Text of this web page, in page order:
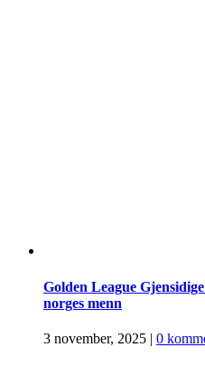
Golden League
norges menn
3 november, 2025 | 0